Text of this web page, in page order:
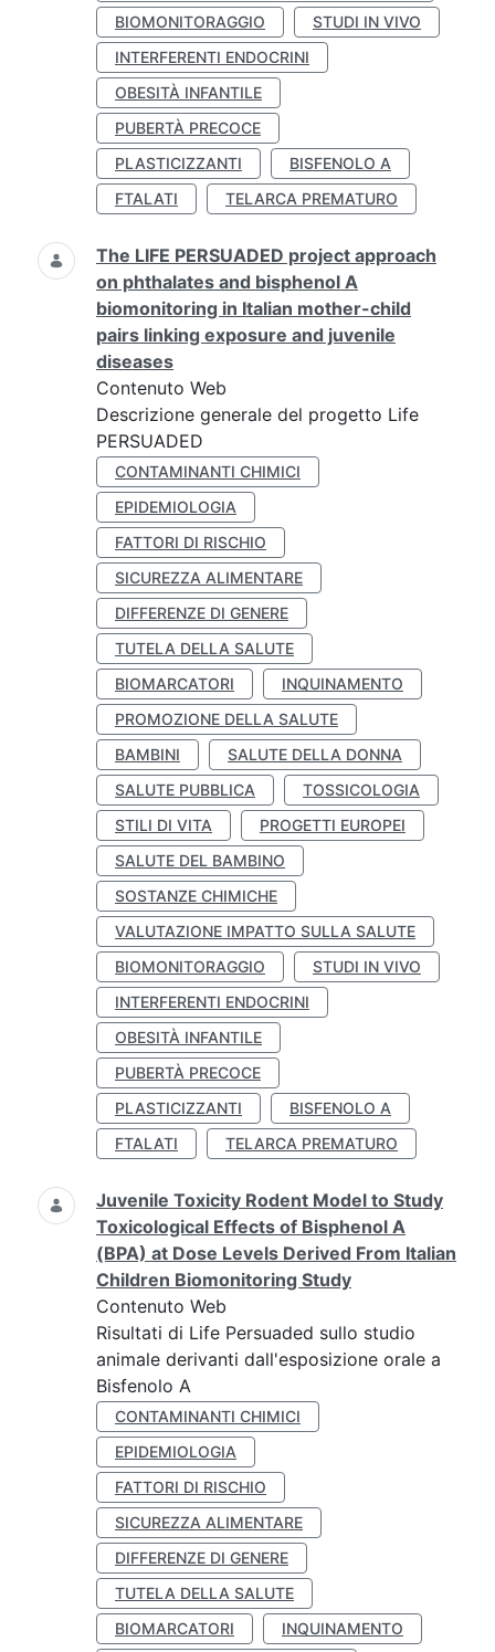
BIOMONITORAGGIO
STUDI IN VIVO
INTERFERENTI ENDOCRINI
OBESITÀ INFANTILE
PUBERTÀ PRECOCE
PLASTICIZZANTI
BISFENOLO A
FTALATI
TELARCA PREMATURO
The LIFE PERSUADED project approach
on phthalates and bisphenol A
biomonitoring in Italian mother-child
pairs linking exposure and juvenile
diseases
Contenuto Web
Descrizione generale del progetto Life
PERSUADED
CONTAMINANTI CHIMICI
EPIDEMIOLOGIA
FATTORI DI RISCHIO
SICUREZZA ALIMENTARE
DIFFERENZE DI GENERE
TUTELA DELLA SALUTE
BIOMARCATORI
INQUINAMENTO
PROMOZIONE DELLA SALUTE
BAMBINI
SALUTE DELLA DONNA
SALUTE PUBBLICA
TOSSICOLOGIA
STILI DI VITA
PROGETTI EUROPEI
SALUTE DEL BAMBINO
SOSTANZE CHIMICHE
VALUTAZIONE IMPATTO SULLA SALUTE
BIOMONITORAGGIO
STUDI IN VIVO
INTERFERENTI ENDOCRINI
OBESITÀ INFANTILE
PUBERTÀ PRECOCE
PLASTICIZZANTI
BISFENOLO A
FTALATI
TELARCA PREMATURO
Juvenile Toxicity Rodent Model to Study
Toxicological Effects of Bisphenol A
(BPA) at Dose Levels Derived From Italian
Children Biomonitoring Study
Contenuto Web
Risultati di Life Persuaded sullo studio
animale derivanti dall'esposizione orale a
Bisfenolo A
CONTAMINANTI CHIMICI
EPIDEMIOLOGIA
FATTORI DI RISCHIO
SICUREZZA ALIMENTARE
DIFFERENZE DI GENERE
TUTELA DELLA SALUTE
BIOMARCATORI
INQUINAMENTO